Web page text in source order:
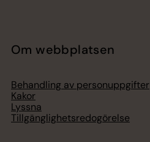
Om webbplatsen
Behandling av personuppgifter
Kakor
Lyssna
Tillgänglighetsredogörelse